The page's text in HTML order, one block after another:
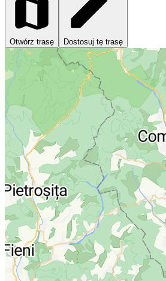
Otwórz trasę Dostosuj tę trasę